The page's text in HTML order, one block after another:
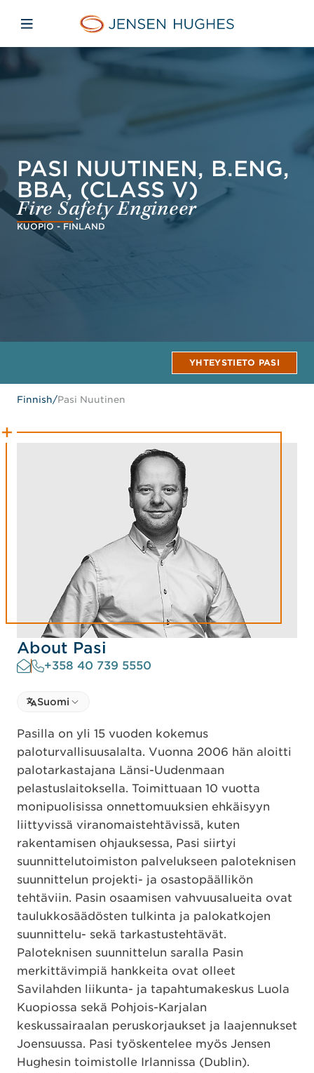
Jensen Hughes Finnish
Avaa mobiilinavigaatio
PASI NUUTINEN, B.ENG,
BBA, (CLASS V)
Fire Safety Engineer
KUOPIO - FINLAND
YHTEYSTIETO PASI
Finnish/Pasi Nuutinen
About Pasi
+358 40 739 5550
Select language
Select Language
Suomi
Pasilla on yli 15 vuoden kokemus
paloturvallisuusalalta. Vuonna 2006 hän aloitti
palotarkastajana Länsi-Uudenmaan
pelastuslaitoksella. Toimittuaan 10 vuotta
monipuolisissa onnettomuuksien ehkäisyyn
liittyvissä viranomaistehtävissä, kuten
rakentamisen ohjauksessa, Pasi siirtyi
suunnittelutoimiston palvelukseen paloteknisen
suunnittelun projekti- ja osastopäällikön
tehtäviin. Pasin osaamisen vahvuusalueita ovat
taulukkosäädösten tulkinta ja palokatkojen
suunnittelu- sekä tarkastustehtävät.
Paloteknisen suunnittelun saralla Pasin
merkittävimpiä hankkeita ovat olleet
Savilahden liikunta- ja tapahtumakeskus Luola
Kuopiossa sekä Pohjois-Karjalan
keskussairaalan peruskorjaukset ja laajennukset
Joensuussa. Pasi työskentelee myös Jensen
Hughesin toimistolle Irlannissa (Dublin).